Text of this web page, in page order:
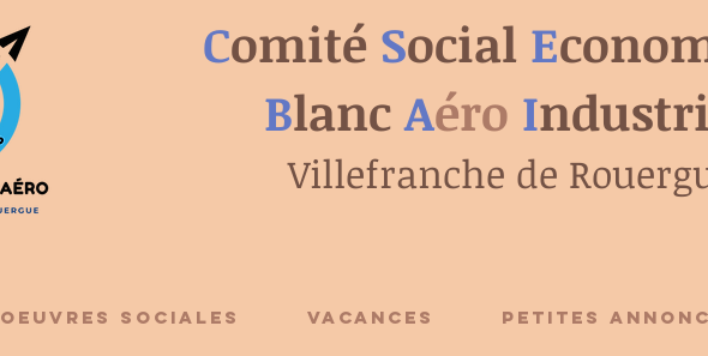
Comité Social E
Blanc Aéro I
Villefranche de
OEUVRES SOCIALES VACANCES PETITES